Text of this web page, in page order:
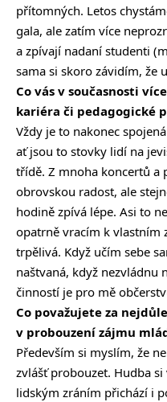
přítomných. Letos
gala, ale zatím více
a zpívají nadaní studenti
sama si skoro závidím, že
Co vás v současnosti
kariéra či pedagogické
Vždy je to nakonec
ať jsou to stovky lidí na
třídě. Z mnoha koncertů a
obrovskou radost, ale
hodině zpívá lépe. Asi to
opatrně vracím k vlastním
trpělivá. Když učím sebe
naštvaná, když nezvládnu
činností je pro mě
Co považujete za
v probouzení zájmu
Především si myslím, že
zvlášť probouzet. Hudba
lidským zráním přichází i